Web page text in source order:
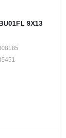
9X13